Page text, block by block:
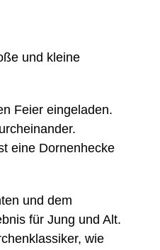
und kleine
Feier eingeladen.
eine Dornenhecke
und dem
für Jung und Alt.
wie